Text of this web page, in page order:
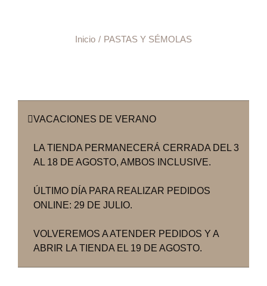
Inicio PASTAS Y SÉMOLAS
VACACIONES DE VERANO
LA TIENDA PERMANECERÁ CERRADA DEL 3
AL 18 DE AGOSTO, AMBOS INCLUSIVE.
ÚLTIMO DÍA PARA REALIZAR PEDIDOS
ONLINE: 29 DE JULIO.
VOLVEREMOS A ATENDER PEDIDOS Y A
ABRIR LA TIENDA EL 19 DE AGOSTO.